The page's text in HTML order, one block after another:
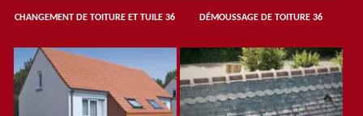
CHANGEMENT DE TOITURE ET TUILE 36 DÉMOUSSAGE DE TOITURE 36